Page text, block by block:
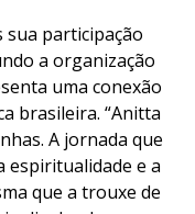
participação
a organização
uma conexão
brasileira. “Anitta
A jornada que
espiritualidade e a
que a trouxe de